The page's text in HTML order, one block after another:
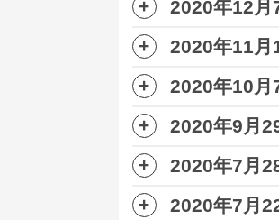
ちなみに現時点で
への移行上限が少
2、3週間目⇒2％
3、4週間目⇒3％
以上のように2週
ジュビリーエース
理由はあくまでも
BTC(ビットコイ
2020年12月
先日開かれた創業
2020年11月
17日に公式より「
2020年10月
ジュビリーエース
2020年9月
ジュビリーエース
2020年7月
ジュビリーエース
2020年7月